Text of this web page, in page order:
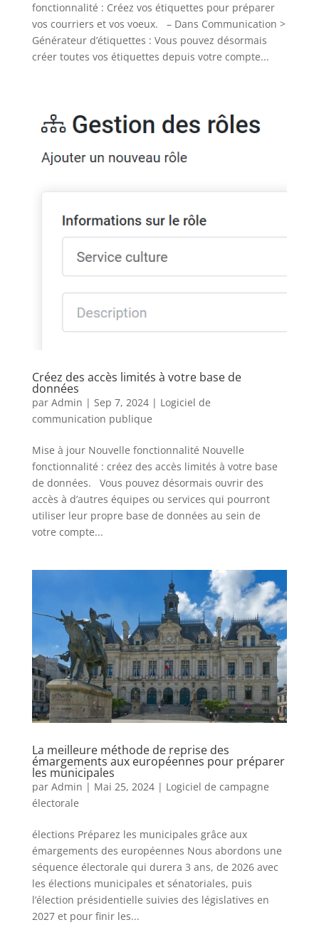
fonctionnalité : Créez vos étiquettes pour préparer
vos courriers et vos voeux. – Dans Communication >
Générateur d’étiquettes : Vous pouvez désormais
créer toutes vos étiquettes depuis votre compte...
Créez des accès limités à votre base de
données
par Admin | Sep 7, 2024| Logiciel de
communication publique
Mise à jour Nouvelle fonctionnalité Nouvelle
fonctionnalité : créez des accès limités à votre base
de données. Vous pouvez désormais ouvrir des
accès à d’autres équipes ou services qui pourront
utiliser leur propre base de données au sein de
votre compte...
La meilleure méthode de reprise des
émargements aux européennes pour préparer
les municipales
par Admin | Mai 25, 2024| Logiciel de campagne
électorale
élections Préparez les municipales grâce aux
émargements des européennes Nous abordons une
séquence électorale qui durera 3 ans, de 2026 avec
les élections municipales et sénatoriales, puis
l’élection présidentielle suivies des législatives en
2027 et pour finir les...